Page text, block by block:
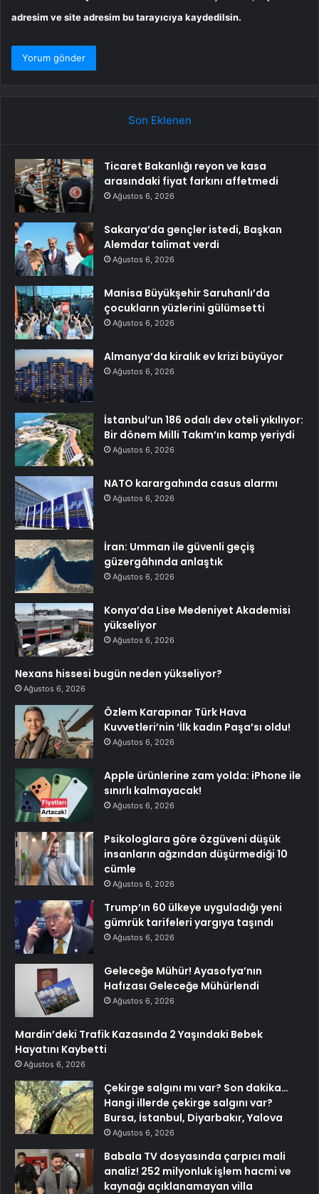
adresim ve site adresim bu tarayıcıya kaydedilsin.
Son Eklenen
Ticaret Bakanlığı reyon ve kasa
arasındaki fiyat farkını affetmedi
Ağustos 6, 2026
Sakarya’da gençler istedi, Başkan
Alemdar talimat verdi
Ağustos 6, 2026
Manisa Büyükşehir Saruhanlı’da
çocukların yüzlerini gülümsetti
Ağustos 6, 2026
Almanya’da kiralık ev krizi büyüyor
Ağustos 6, 2026
İstanbul’un 186 odalı dev oteli yıkılıyor:
Bir dönem Milli Takım’ın kamp yeriydi
Ağustos 6, 2026
NATO karargahında casus alarmı
Ağustos 6, 2026
İran: Umman ile güvenli geçiş
güzergâhında anlaştık
Ağustos 6, 2026
Konya’da Lise Medeniyet Akademisi
yükseliyor
Ağustos 6, 2026
Nexans hissesi bugün neden yükseliyor?
Ağustos 6, 2026
Özlem Karapınar Türk Hava
Kuvvetleri’nin ‘İlk kadın Paşa’sı oldu!
Ağustos 6, 2026
Apple ürünlerine zam yolda: iPhone ile
sınırlı kalmayacak!
Ağustos 6, 2026
Psikologlara göre özgüveni düşük
insanların ağzından düşürmediği 10
cümle
Ağustos 6, 2026
Trump’ın 60 ülkeye uyguladığı yeni
gümrük tarifeleri yargıya taşındı
Ağustos 6, 2026
Geleceğe Mühür! Ayasofya’nın
Hafızası Geleceğe Mühürlendi
Ağustos 6, 2026
Mardin’deki Trafik Kazasında 2 Yaşındaki Bebek
Hayatını Kaybetti
Ağustos 6, 2026
Çekirge salgını mı var? Son dakika…
Hangi illerde çekirge salgını var?
Bursa, İstanbul, Diyarbakır, Yalova
Ağustos 6, 2026
Babala TV dosyasında çarpıcı mali
analiz! 252 milyonluk işlem hacmi ve
kaynağı açıklanamayan villa